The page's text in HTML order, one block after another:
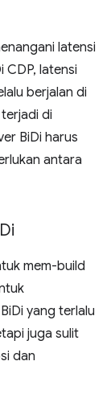
latensi
latensi
berjalan di
di
BiDi harus
antara
Di
mem-build
yang terlalu
juga sulit
dan